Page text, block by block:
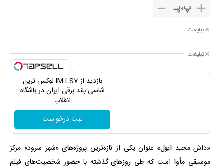
پ،پـ
تبلیغات
تبلیغات
بازدید از IM LS7 لوکس ترین
شاسی بلند برقی ایران در باشگاه
انقلاب
ثبت درخواست
«داش مجید ایول» عنوان یکی از تازه‌ترین پروژه‌های «شهر سرود» مرکز
موسیقی مأوا است که طی روزهای گذشته با حضور شخصیت‌های فیلم